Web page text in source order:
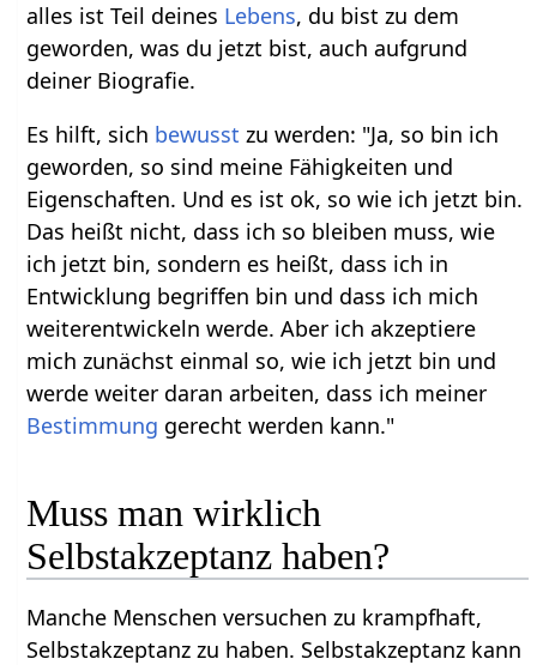
alles ist Teil deines Lebens, du bist zu dem
geworden, was du jetzt bist, auch aufgrund
deiner Biografie.
Es hilft, sich bewusst zu werden: "Ja, so bin ich
geworden, so sind meine Fähigkeiten und
Eigenschaften. Und es ist ok, so wie ich jetzt bin.
Das heißt nicht, dass ich so bleiben muss, wie
ich jetzt bin, sondern es heißt, dass ich in
Entwicklung begriffen bin und dass ich mich
weiterentwickeln werde. Aber ich akzeptiere
mich zunächst einmal so, wie ich jetzt bin und
werde weiter daran arbeiten, dass ich meiner
Bestimmung gerecht werden kann."
Muss man wirklich
Selbstakzeptanz haben?
Manche Menschen versuchen zu krampfhaft,
Selbstakzeptanz zu haben. Selbstakzeptanz kann